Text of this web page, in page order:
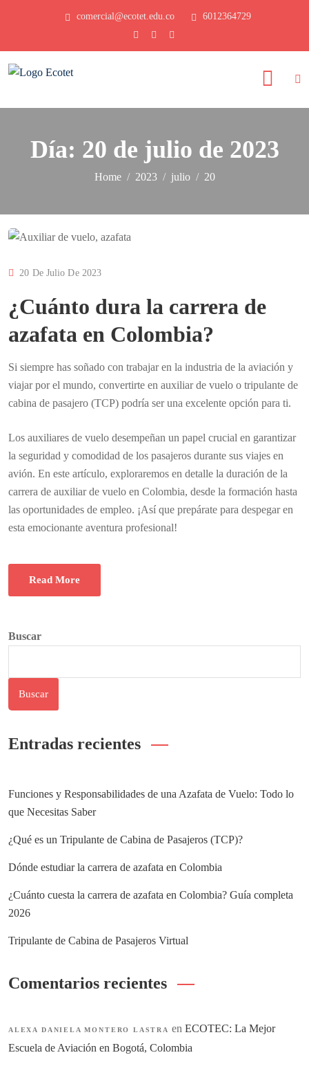
comercial@ecotet.edu.co 6012364729
Día: 20 de julio de 2023
Home 2023 julio 20
20 De Julio De 2023
¿Cuánto dura la carrera de
azafata en Colombia?
Si siempre has soñado con trabajar en la industria de la aviación y
viajar por el mundo, convertirte en auxiliar de vuelo o tripulante de
cabina de pasajero (TCP) podría ser una excelente opción para ti.
Los auxiliares de vuelo desempeñan un papel crucial en garantizar
la seguridad y comodidad de los pasajeros durante sus viajes en
avión. En este artículo, exploraremos en detalle la duración de la
carrera de auxiliar de vuelo en Colombia, desde la formación hasta
las oportunidades de empleo. ¡Así que prepárate para despegar en
esta emocionante aventura profesional!
Read More
Buscar
Buscar
Entradas recientes
Funciones y Responsabilidades de una Azafata de Vuelo: Todo lo
que Necesitas Saber
¿Qué es un Tripulante de Cabina de Pasajeros (TCP)?
Dónde estudiar la carrera de azafata en Colombia
¿Cuánto cuesta la carrera de azafata en Colombia? Guía completa
2026
Tripulante de Cabina de Pasajeros Virtual
Comentarios recientes
ALEXA DANIELA MONTERO LASTRA en ECOTEC: La Mejor
Escuela de Aviación en Bogotá, Colombia